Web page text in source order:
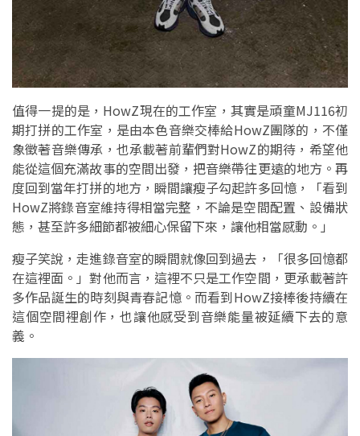
值得一提的是，HowZ現在的工作室，其實是頑童MJ116初
期打拼的工作室，是由本色音樂交棒給HowZ團隊的，不僅
象徵著音樂傳承，也承載著前輩們對HowZ的期待，希望他
能從這個充滿故事的空間出發，把音樂帶往更遠的地方。再
度回到當年打拼的地方，瞬間讓瘦子勾起許多回憶，「看到
HowZ將錄音室維持得相當完整，不論是空間配置、設備狀
態，甚至許多細節都被細心保留下來，讓他相當感動。」
瘦子笑說，走進錄音室的瞬間就像回到過去，「很多回憶都
在這裡面。」對他而言，這裡不只是工作空間，更承載著許
多作品誕生的時刻與青春記憶。而看到HowZ接棒後持續在
這個空間裡創作，也讓他感受到音樂能量被延續下去的意
義。